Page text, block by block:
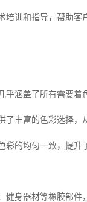
培训和指导，帮助客
涵盖了所有需要着
了丰富的色彩选择，
的均匀一致，提升
健身器材等橡胶部件